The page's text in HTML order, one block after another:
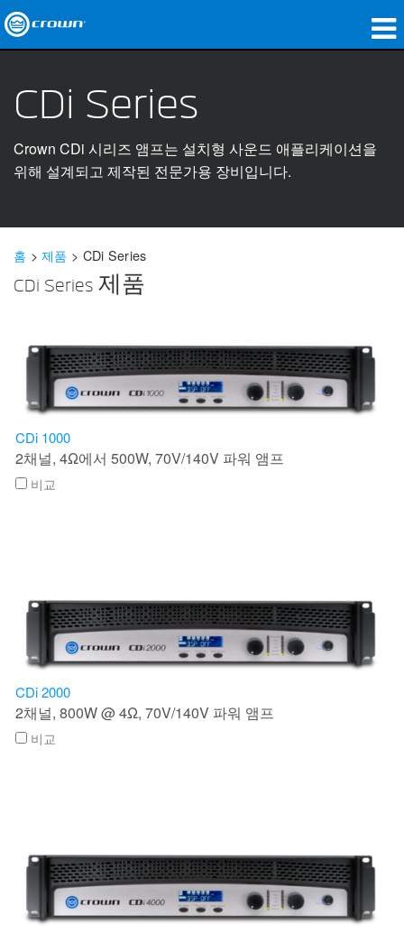
응용 분야
네트워크 오디오
사례 연구
회사 소개
지원
언어/지역
CDi Series
Crown CDi 시리즈 앰프는 설치형 사운드 애플리케이션을
위해 설계되고 제작된 전문가용 장비입니다.
홈 >제품 > CDi Series
CDi Series 제품
CDi 1000
2채널, 4Ω에서 500W, 70V/140V 파워 앰프
비교
CDi 2000
2채널, 800W @ 4Ω, 70V/140V 파워 앰프
비교